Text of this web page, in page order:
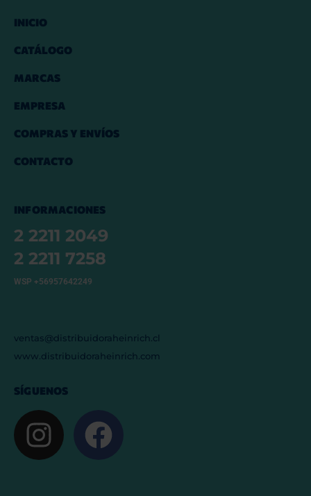
INICIO
CATÁLOGO
MARCAS
EMPRESA
COMPRAS Y ENVÍOS
CONTACTO
INFORMACIONES
2 2211 2049
2 2211 7258
WSP +56957642249
ventas@distribuidoraheinrich.cl
www.distribuidoraheinrich.com
SÍGUENOS